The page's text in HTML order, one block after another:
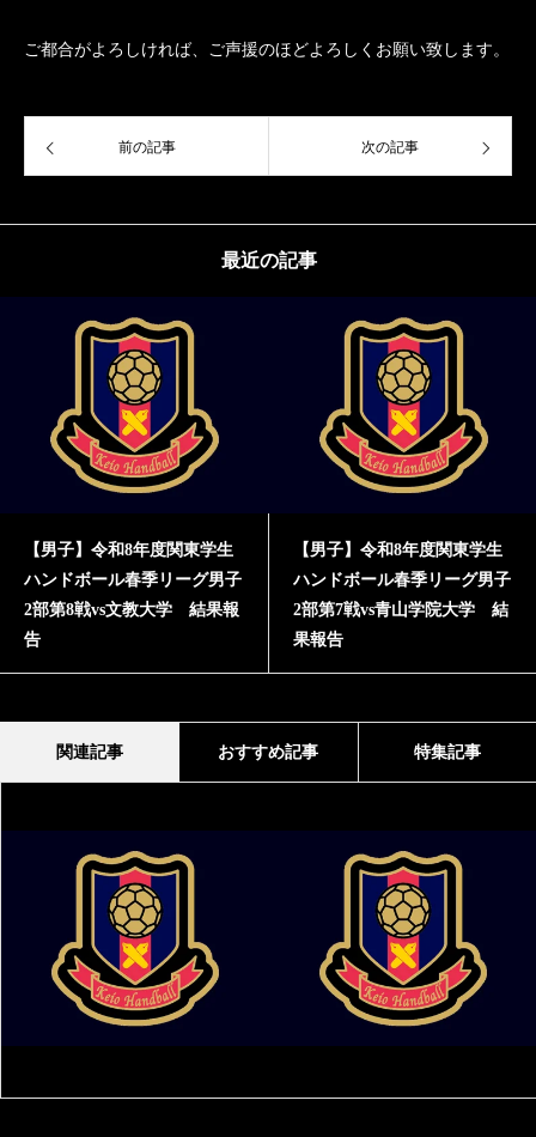
ご都合がよろしければ、ご声援のほどよろしくお願い致します。
前の記事 次の記事
最近の記事
【男子】令和8年度関東学生
ハンドボール春季リーグ男子
2部第8戦vs文教大学 結果報
告
【男子】令和8年度関東学生
ハンドボール春季リーグ男子
2部第7戦vs青山学院大学 結
果報告
関連記事 おすすめ記事 特集記事